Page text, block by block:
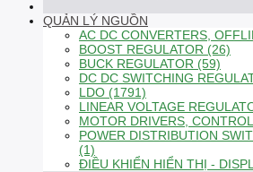
QUẢN LÝ NGUỒN
AC DC CONVERTERS,
BOOST REGULATOR (26)
BUCK REGULATOR (59)
DC DC SWITCHING
LDO (1791)
LINEAR VOLTAGE
MOTOR DRIVERS,
POWER DISTRIBUTION
(1)
ĐIỀU KHIỂN HIỂN THỊ -